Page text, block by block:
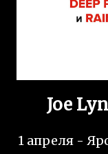
Joe
1 апреля -